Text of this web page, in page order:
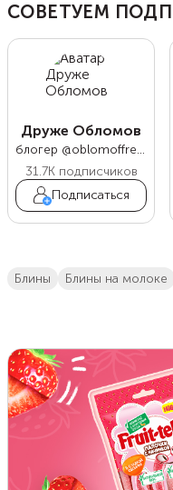
СОВЕТУЕМ
Друже Обломов
блогер @oblomoffrecipe
31.7Kподписчиков
Подписаться
блины блины на молоке